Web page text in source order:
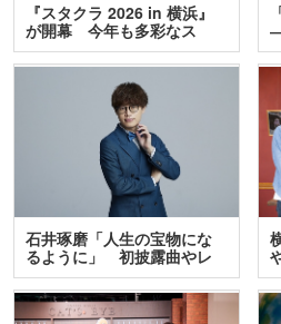
『スタクラ 2026 in 横浜』
が開幕 今年も多彩なス
テ…
石井琢磨「人生の宝物にな
るように」 初披露曲やレ
ア…